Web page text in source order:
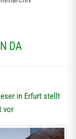
DA
in Erfurt stellt
vor